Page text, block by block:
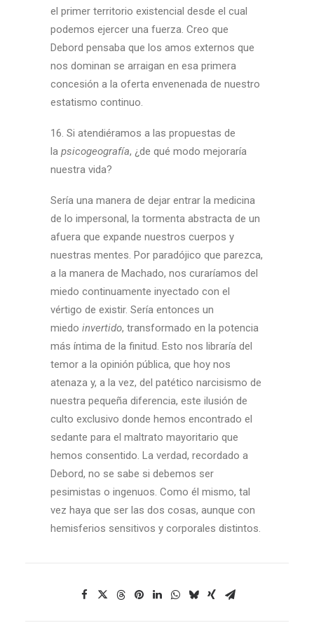
el primer territorio existencial desde el cual
podemos ejercer una fuerza. Creo que
Debord pensaba que los amos externos que
nos dominan se arraigan en esa primera
concesión a la oferta envenenada de nuestro
estatismo continuo.
16. Si atendiéramos a las propuestas de
la psicogeografía, ¿de qué modo mejoraría
nuestra vida?
Sería una manera de dejar entrar la medicina
de lo impersonal, la tormenta abstracta de un
afuera que expande nuestros cuerpos y
nuestras mentes. Por paradójico que parezca,
a la manera de Machado, nos curaríamos del
miedo continuamente inyectado con el
vértigo de existir. Sería entonces un
miedo invertido, transformado en la potencia
más íntima de la finitud. Esto nos libraría del
temor a la opinión pública, que hoy nos
atenaza y, a la vez, del patético narcisismo de
nuestra pequeña diferencia, este ilusión de
culto exclusivo donde hemos encontrado el
sedante para el maltrato mayoritario que
hemos consentido. La verdad, recordado a
Debord, no se sabe si debemos ser
pesimistas o ingenuos. Como él mismo, tal
vez haya que ser las dos cosas, aunque con
hemisferios sensitivos y corporales distintos.